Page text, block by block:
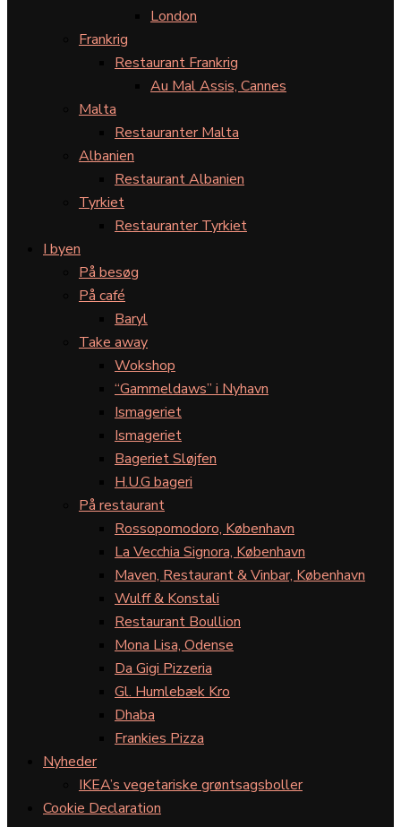
London
Frankrig
Restaurant Frankrig
Au Mal Assis, Cannes
Malta
Restauranter Malta
Albanien
Restaurant Albanien
Tyrkiet
Restauranter Tyrkiet
I byen
På besøg
På café
Baryl
Take away
Wokshop
“Gammeldaws” i Nyhavn
Ismageriet
Ismageriet
Bageriet Sløjfen
H.U.G bageri
På restaurant
Rossopomodoro, København
La Vecchia Signora, København
Maven, Restaurant & Vinbar, København
Wulff & Konstali
Restaurant Boullion
Mona Lisa, Odense
Da Gigi Pizzeria
Gl. Humlebæk Kro
Dhaba
Frankies Pizza
Nyheder
IKEA’s vegetariske grøntsagsboller
Cookie Declaration